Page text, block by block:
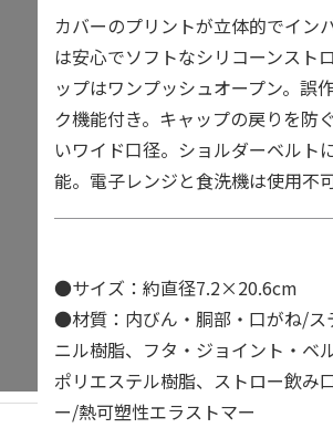
カバーのプリントが立体的でイン
は安心でソフトなシリコーンスト
ップはワンプッシュオープン。誤
ク機能付き。キャップの戻りを防
いワイド口径。ショルダーベルト
能。電子レンジと食洗機は使用不可
●サイズ：約直径7.2×20.6cm
●材質：内びん・胴部・口がね/ス
ニル樹脂、フタ・ジョイント・ベ
ポリエステル樹脂、ストロー飲み
ー/熱可塑性エラストマー